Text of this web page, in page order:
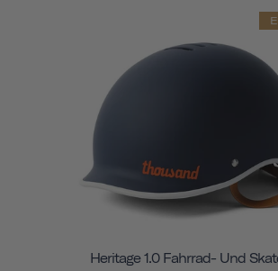
Heritage 1.0 Fahrrad- Und